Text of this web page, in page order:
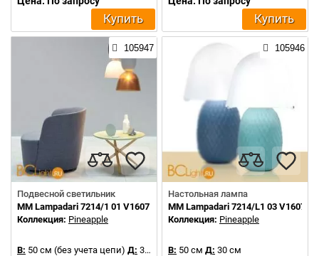
Купить Купить
105947
Подвесной светильник
MM Lampadari 7214/1 01 V1607
Коллекция: Pineapple
В: 50 см (без учета цепи) Д: 30 см
105946
Настольная лампа
MM Lampadari 7214/L1 03 V1607
Коллекция: Pineapple
В: 50 см Д: 30 см